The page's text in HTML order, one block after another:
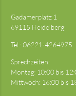
Gadamerplatz 1
69115 Heidelberg
Tel.:06221-4264975
Sprechzeiten:
Montag: 10:00 bis
Mittwoch: 16:00 bis